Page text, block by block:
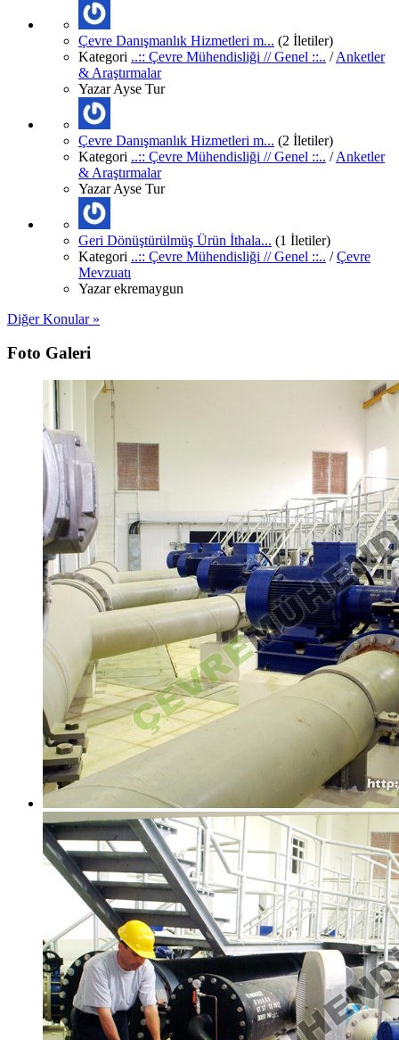
Çevre Danışmanlık Hizmetleri m... (2 İletiler)
Kategori ..:: Çevre Mühendisliği // Genel ::.. /Anketler
& Araştırmalar
YazarAyse Tur
Çevre Danışmanlık Hizmetleri m... (2 İletiler)
Kategori ..:: Çevre Mühendisliği // Genel ::.. /Anketler
& Araştırmalar
YazarAyse Tur
Geri Dönüştürülmüş Ürün İthala... (1 İletiler)
Kategori ..:: Çevre Mühendisliği // Genel ::.. /Çevre
Mevzuatı
Yazarekremaygun
Diğer Konular »
Foto Galeri